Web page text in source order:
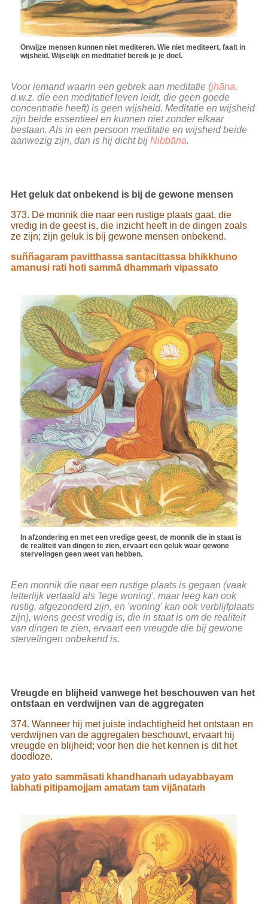
Onwijze mensen kunnen niet mediteren. Wie niet mediteert, faalt in
wijsheid. Wijselijk en meditatief bereik je je doel.
Voor iemand waarin een gebrek aan meditatie (jhāna,
d.w.z. die een meditatief leven leidt, die geen goede
concentratie heeft) is geen wijsheid. Meditatie en wijsheid
zijn beide essentieel en kunnen niet zonder elkaar
bestaan. Als in een persoon meditatie en wijsheid beide
aanwezig zijn, dan is hij dicht bij Nibbāna.
Het geluk dat onbekend is bij de gewone mensen
373. De monnik die naar een rustige plaats gaat, die
vredig in de geest is, die inzicht heeft in de dingen zoals
ze zijn; zijn geluk is bij gewone mensen onbekend.
suññagaram pavitthassa santacittassa bhikkhuno
amanusi rati hoti sammā dhammaṁ vipassato
In afzondering en met een vredige geest, de monnik die in staat is
de realiteit van dingen te zien, ervaart een geluk waar gewone
stervelingen geen weet van hebben.
Een monnik die naar een rustige plaats is gegaan (vaak
letterlijk vertaald als 'lege woning', maar leeg kan ook
rustig, afgezonderd zijn, en 'woning' kan ook verblijfplaats
zijn), wiens geest vredig is, die in staat is om de realiteit
van dingen te zien, ervaart een vreugde die bij gewone
stervelingen onbekend is.
Vreugde en blijheid vanwege het beschouwen van het
ontstaan en verdwijnen van de aggregaten
374. Wanneer hij met juiste indachtigheid het ontstaan en
verdwijnen van de aggregaten beschouwt, ervaart hij
vreugde en blijheid; voor hen die het kennen is dit het
doodloze.
yato yato sammāsati khandhanaṁ udayabbayam
labhati pitipamojjam amatam tam vijānataṁ